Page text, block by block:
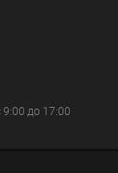
до 17:00